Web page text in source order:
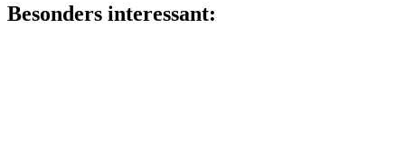
Besonders interessant: